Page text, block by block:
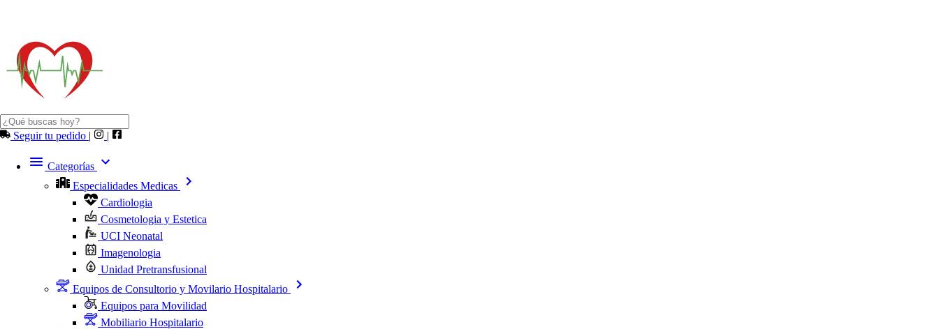
Seguir tu pedido | |
Categorías
Especialidades Medicas
Cardiologia
Cosmetologia y Estetica
UCI Neonatal
Imagenologia
Unidad Pretransfusional
Equipos de Consultorio y Movilario Hospitalario
Equipos para Movilidad
Mobiliario Hospitalario